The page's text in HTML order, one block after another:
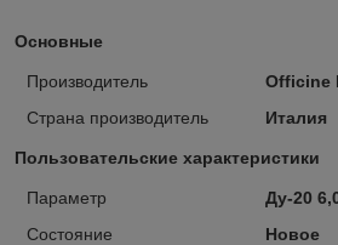
Основные
Производитель
Officine
Страна производитель
Италия
Пользовательские характеристики
Параметр
Ду-20
Состояние
Новое